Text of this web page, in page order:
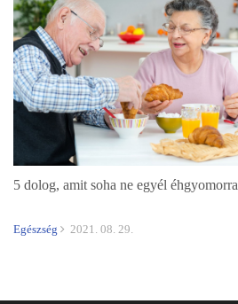
5 dolog, amit soha ne egyél éhgyomorra
Egészség 2021. 08. 29.